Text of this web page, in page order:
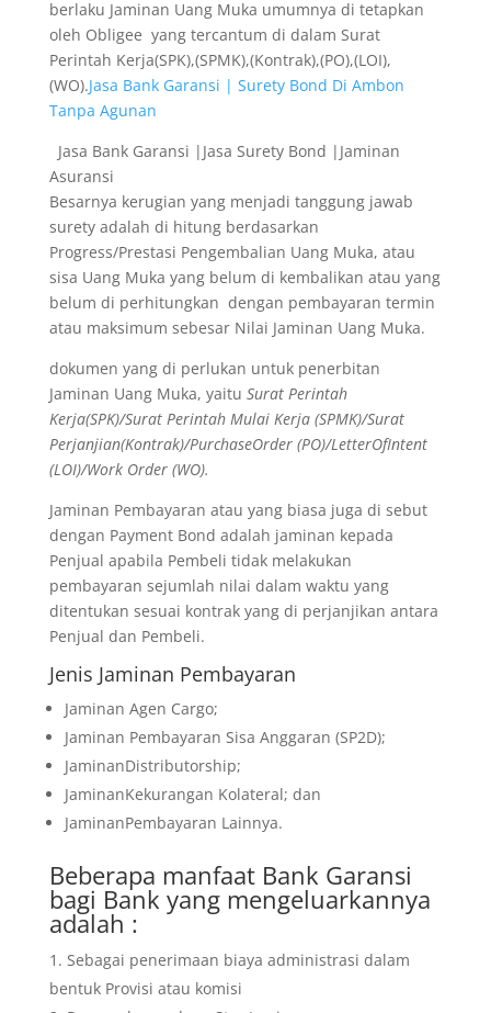
berlaku Jaminan Uang Muka umumnya di tetapkan
oleh Obligee yang tercantum di dalam Surat
Perintah Kerja(SPK),(SPMK),(Kontrak),(PO),(LOI),
(WO).Jasa Bank Garansi | Surety Bond Di Ambon
Tanpa Agunan
Jasa Bank Garansi |Jasa Surety Bond |Jaminan
Asuransi
Besarnya kerugian yang menjadi tanggung jawab
surety adalah di hitung berdasarkan
Progress/Prestasi Pengembalian Uang Muka, atau
sisa Uang Muka yang belum di kembalikan atau yang
belum di perhitungkan dengan pembayaran termin
atau maksimum sebesar Nilai Jaminan Uang Muka.
dokumen yang di perlukan untuk penerbitan
Jaminan Uang Muka, yaitu Surat Perintah
Kerja(SPK)/Surat Perintah Mulai Kerja (SPMK)/Surat
Perjanjian(Kontrak)/PurchaseOrder (PO)/LetterOfIntent
(LOI)/Work Order (WO).
Jaminan Pembayaran atau yang biasa juga di sebut
dengan Payment Bond adalah jaminan kepada
Penjual apabila Pembeli tidak melakukan
pembayaran sejumlah nilai dalam waktu yang
ditentukan sesuai kontrak yang di perjanjikan antara
Penjual dan Pembeli.
Jenis Jaminan Pembayaran
Jaminan Agen Cargo;
Jaminan Pembayaran Sisa Anggaran (SP2D);
JaminanDistributorship;
JaminanKekurangan Kolateral; dan
JaminanPembayaran Lainnya.
Beberapa manfaat Bank Garansi
bagi Bank yang mengeluarkannya
adalah :
Sebagai penerimaan biaya administrasi dalam
bentuk Provisi atau komisi